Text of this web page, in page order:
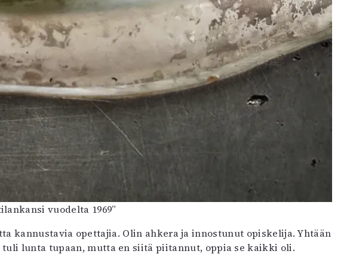
vuodelta 1969”
kannustavia opettajia. Olin ahkera ja innostunut opiskelija. Yhtään
lunta tupaan, mutta en siitä piitannut, oppia se kaikki oli.